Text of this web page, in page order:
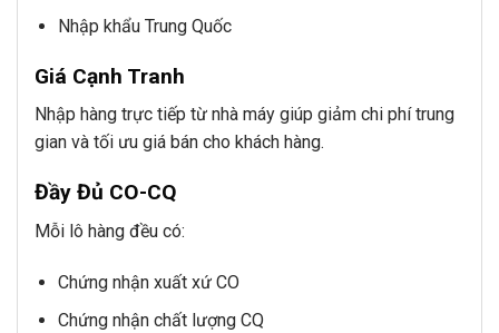
Nhập khẩu Trung Quốc
Giá Cạnh Tranh
Nhập hàng trực tiếp từ nhà máy giúp giảm chi phí trung
gian và tối ưu giá bán cho khách hàng.
Đầy Đủ CO-CQ
Mỗi lô hàng đều có:
Chứng nhận xuất xứ CO
Chứng nhận chất lượng CQ